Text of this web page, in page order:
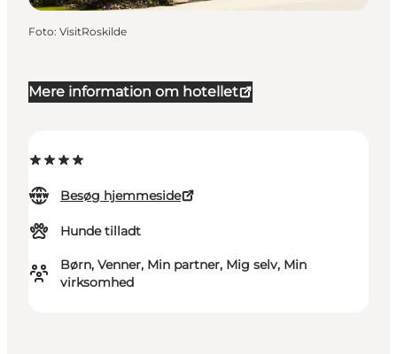
Mere information om hotellet
Besøg hjemmeside
Hunde tilladt
Børn, Venner, Min partner, Mig selv, Min
virksomhed
Foto: VisitRoskilde